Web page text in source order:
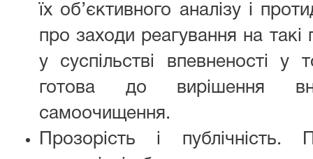
їх об’єктивного аналізу і
про заходи реагування на
у суспільстві впевненості
готова до вирішення
самоочищення.
Прозорість і